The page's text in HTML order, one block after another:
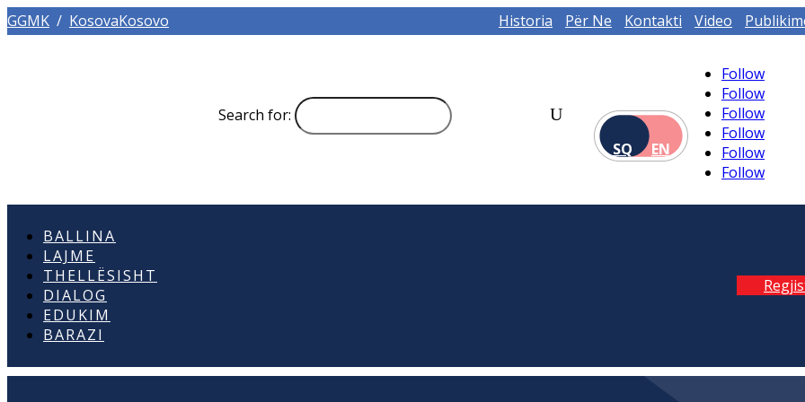
GGMK / KosovaKosovo Historia Për Ne Kontakti Video
Search for:
SQ
EN
Follow
Follow
Follow
Follow
Follow
Follow
BALLINA
LAJME
THELLËSISHT
DIALOG
EDUKIM
BARAZI